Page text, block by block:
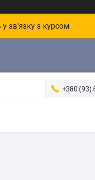
у зв'язку з курсом.
+380 (93)